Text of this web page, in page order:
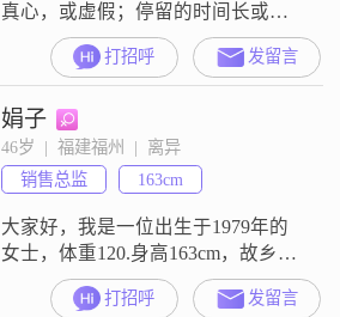
真心，或虚假；停留的时间长或者
短，都带给了我们不一样的感受，
都能教会我们一些道理。
打招呼 发留言
娟子
46岁  |  福建福州  |  离异
销售总监
163cm
大家好，我是一位出生于1979年的
女士，体重120.身高163cm，故乡江
西上饶，长期生活在美丽的福州。
自营女装批发店，我的月收入在
打招呼 发留言